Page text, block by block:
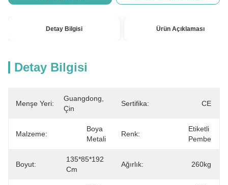
Detay Bilgisi Ürün Açıklaması
Detay Bilgisi
Menşe Yeri:
Guangdong,
Çin
Sertifika: CE
Malzeme:
Boya
Metali
Renk:
Etiketli
Pembe
Boyut:
135*85*192
Cm
Ağırlık: 260kg